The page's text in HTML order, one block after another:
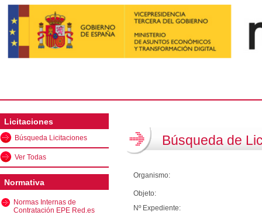
Licitaciones
Búsqueda Licitaciones
Ver Todas
Normativa
Normas Internas de
Contratación EPE Red.es
Búsqueda de
Organismo:
Objeto:
Nº Expediente: